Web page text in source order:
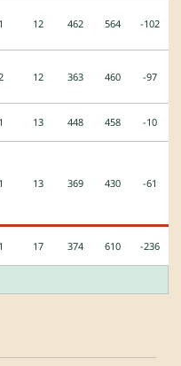
1 12 462 564 -102
2 12 363 460 -97
1 13 448 458 -10
1 13 369 430 -61
1 17 374 610 -236